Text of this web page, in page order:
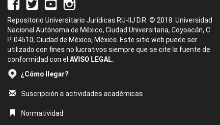
Repositorio Universitario Jurídicas RU-IIJ D.R. © 2018. Universidad
Nacional Autónoma de México, Ciudad Universitaria, Coyoacán, C.
P. 04510, Ciudad de México, México. Este sitio web puede ser
utilizado con fines no lucrativos siempre que se cite la fuente de
conformidad con el AVISO LEGAL.
¿Cómo llegar?
Suscripción a actividades académicas
Normatividad